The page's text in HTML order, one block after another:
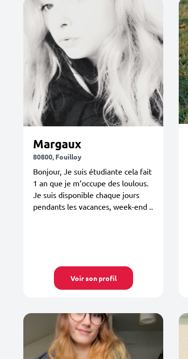
Margaux
80800, Fouilloy
Bonjour, Je suis étudiante cela fait
1 an que je m’occupe des loulous.
Je suis disponible chaque jours
pendants les vacances, week-end ..
Voir son profil